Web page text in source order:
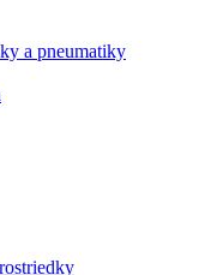
a pneumatiky